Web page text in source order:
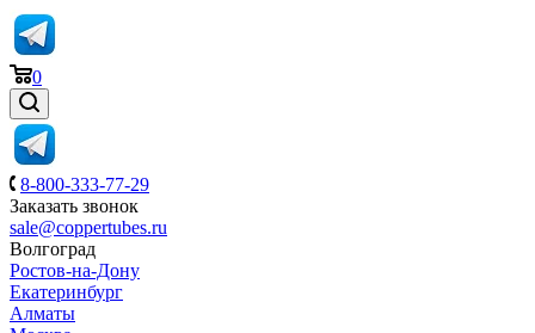
0
8-800-333-77-29
Заказать звонок
sale@coppertubes.ru
Волгоград
Ростов-на-Дону
Екатеринбург
Алматы